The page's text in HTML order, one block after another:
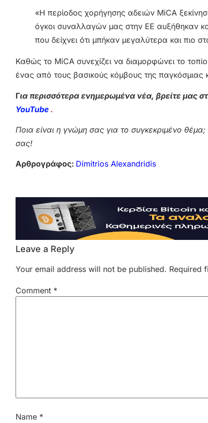
«Η περίοδος χορήγησης αδειών MiCA
όγκοι συναλλαγών μας στην ΕΕ αυξήθηκαν
που δείχνει ότι μπήκαν μεγαλύτερα και πιο
Καθώς το MiCA συνεχίζει να διαμορφώνει το
ένας από τους βασικούς κόμβους της παγκόσμιας
Για περισσότερα ενημερωμένα νέα, βρείτε μας
YouTube .
Ποια είναι η γνώμη σας για το συγκεκριμένο θέμα;
σας!
Αρθρογράφος: Dimitrios Alexandridis
Leave a Reply
Your email address will not be published. Required
Comment *
Name *